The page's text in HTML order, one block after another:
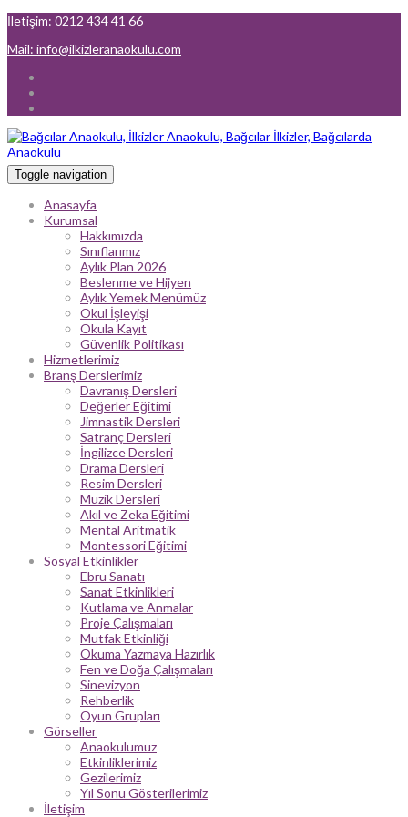
İletişim: 0212 434 41 66
Mail: info@ilkizleranaokulu.com
Toggle navigation
Anasayfa
Kurumsal
Hakkımızda
Sınıflarımız
Aylık Plan 2026
Beslenme ve Hijyen
Aylık Yemek Menümüz
Okul İşleyişi
Okula Kayıt
Güvenlik Politikası
Hizmetlerimiz
Branş Derslerimiz
Davranış Dersleri
Değerler Eğitimi
Jimnastik Dersleri
Satranç Dersleri
İngilizce Dersleri
Drama Dersleri
Resim Dersleri
Müzik Dersleri
Akıl ve Zeka Eğitimi
Mental Aritmatik
Montessori Eğitimi
Sosyal Etkinlikler
Ebru Sanatı
Sanat Etkinlikleri
Kutlama ve Anmalar
Proje Çalışmaları
Mutfak Etkinliği
Okuma Yazmaya Hazırlık
Fen ve Doğa Çalışmaları
Sinevizyon
Rehberlik
Oyun Grupları
Görseller
Anaokulumuz
Etkinliklerimiz
Gezilerimiz
Yıl Sonu Gösterilerimiz
İletişim